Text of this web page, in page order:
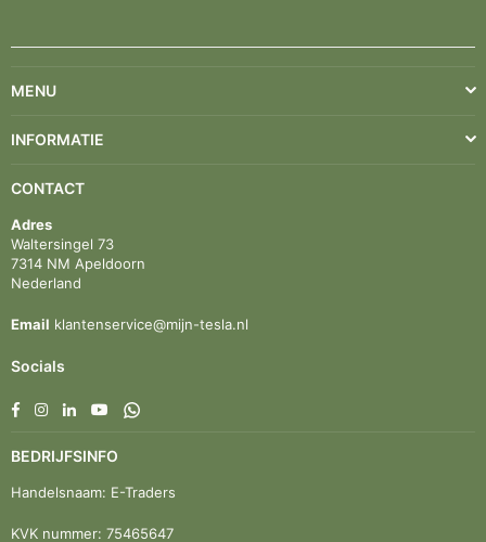
MENU
INFORMATIE
CONTACT
Adres
Waltersingel 73
7314 NM Apeldoorn
Nederland
Email klantenservice@mijn-tesla.nl
Socials
FacebookInstagram
LinkedinYouTubeWhatsapp
BEDRIJFSINFO
Handelsnaam: E-Traders
KVK nummer: 75465647